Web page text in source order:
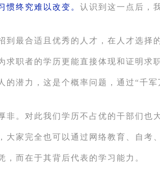
惯终究难以改变。 认识到这一点后，
到最合适且优秀的人才，在人才选择
职者的学历更能直接体现和证明求
的潜力，这是个概率问题，通过 “千军
非。对此我们学历不占优的干部们也
大家完全也可以通过网络教育、自考
，而在于其背后代表的学习能力。